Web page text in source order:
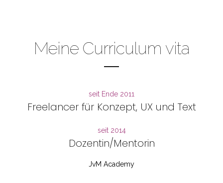
Meine Curriculum vita
seit Ende 2011
Freelancer für Konzept, UX und Text
seit 2014
Dozentin/Mentorin
JvM Academy